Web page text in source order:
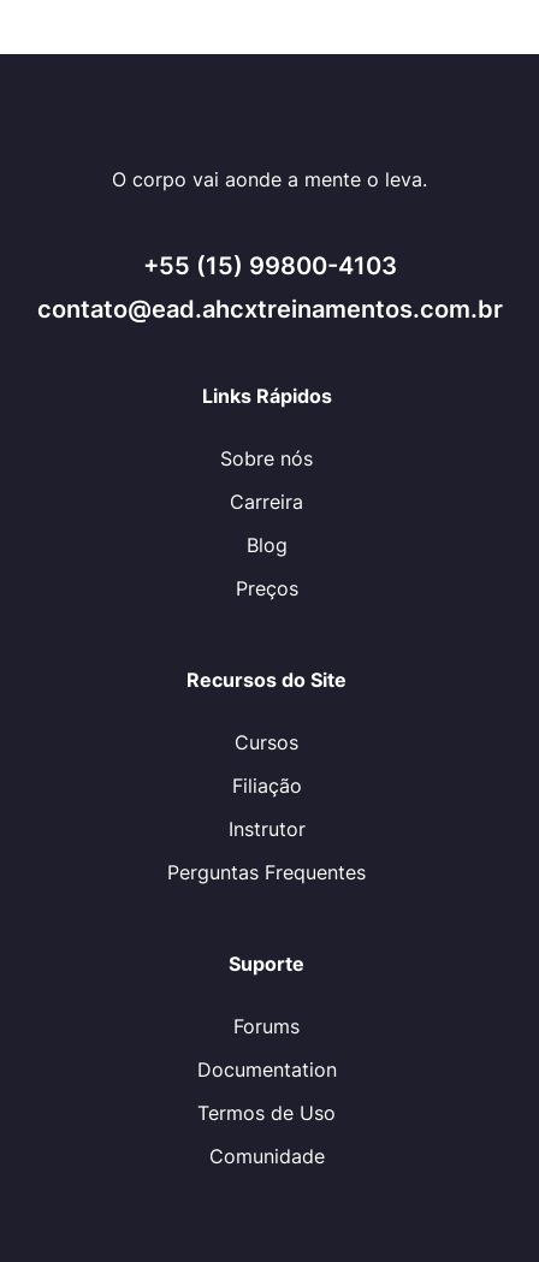
O corpo vai aonde a mente o leva.
+55 (15) 99800-4103
contato@ead.ahcxtreinamentos.com.br
Links Rápidos
Sobre nós
Carreira
Blog
Preços
Recursos do Site
Cursos
Filiação
Instrutor
Perguntas Frequentes
Suporte
Forums
Documentation
Termos de Uso
Comunidade